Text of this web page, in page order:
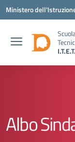
Vai ai contenuti
Vai al menu di
Vai al footer
Ministero
Albo